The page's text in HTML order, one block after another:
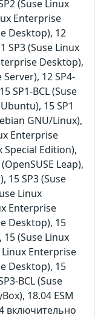
(Suse Linux
Enterprise
Desktop), 12
SP3 (Suse Linux
Desktop),
Server), 12 SP4-
SP1-BCL (Suse
15 SP1
GNU/Linux),
Enterprise
Special Edition),
Leap),
15 SP3 (Suse
Linux
Enterprise
Desktop), 15
(Suse Linux
Linux Enterprise
Desktop), 15
BCL (Suse
18.04 ESM
включительно